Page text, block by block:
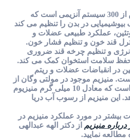
منیزیم فاکتور بیش از 300 سیستم آنزیمی است که
در بدن را تنظیم می کند
عملکرد طبیعی عضلات و
قند خون و تنظیم فشار خون.
انرژی و تنظیم چرخه قند ضروری
حفظ سلامت استخوان کمک می کند.
در انقباضات عضلات و ریتم
منیزیم موجود در مولتی وگان از
نوع منیزیم دریایی است که معادل 10 میلی گرم منیزیوم
این منیزیم از رسوب آب دریا
در مورد عملکرد منیزیم در
منیزیم از دکتر الهه عبدالهی
مطالعه نمایید.